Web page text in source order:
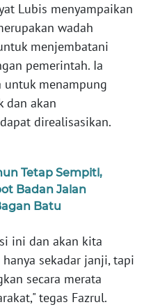
Lubis menyampaikan
wadah
menjembatani
pemerintah. Ia
untuk menampung
dan akan
direalisasikan.
Tetap Sempitl,
Badan Jalan
Batu
ini dan akan kita
sekadar janji, tapi
secara merata
tegas Fazrul.